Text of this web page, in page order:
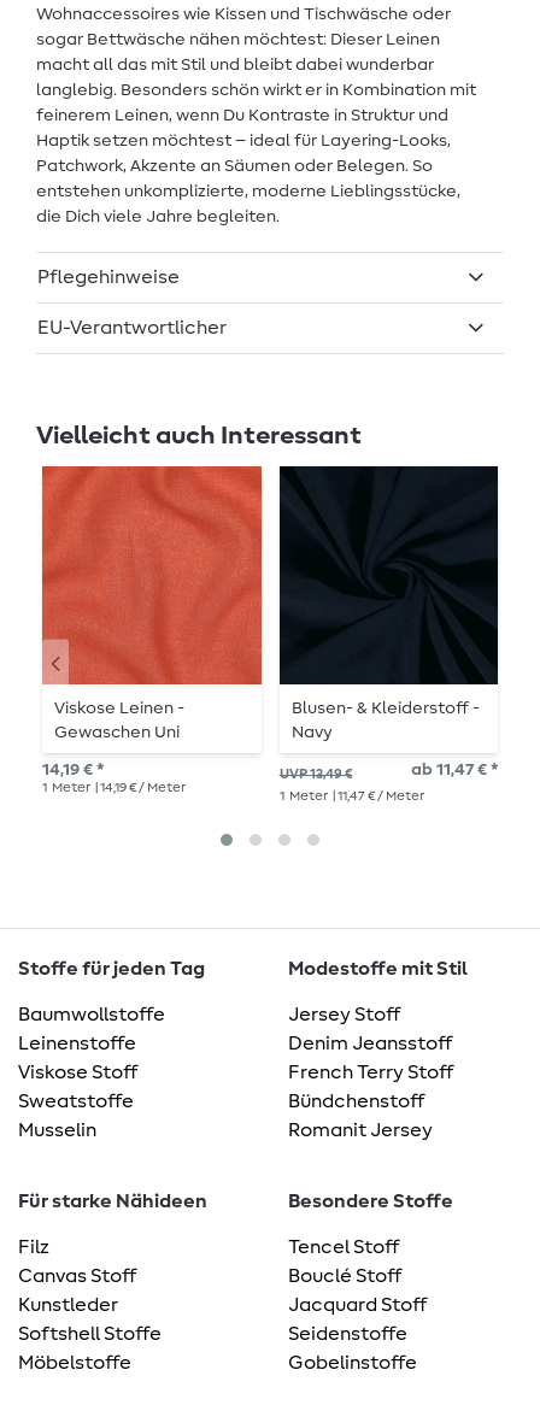
Wohnaccessoires wie Kissen und Tischwäsche oder
sogar Bettwäsche nähen möchtest: Dieser Leinen
macht all das mit Stil und bleibt dabei wunderbar
langlebig. Besonders schön wirkt er in Kombination mit
feinerem Leinen, wenn Du Kontraste in Struktur und
Haptik setzen möchtest – ideal für Layering-Looks,
Patchwork, Akzente an Säumen oder Belegen. So
entstehen unkomplizierte, moderne Lieblingsstücke,
die Dich viele Jahre begleiten.
Pflegehinweise
EU-Verantwortlicher
Vielleicht auch Interessant
Viskose Leinen -
Gewaschen Uni
Terracotta
14,19 € *
1 Meter | 14,19 € / Meter
Blusen- & Kleiderstoff -
Navy
UVP 13,49 € ab 11,47 € *
1 Meter | 11,47 € / Meter
Stoffe für jeden Tag
Baumwollstoffe
Leinenstoffe
Viskose Stoff
Sweatstoffe
Musselin
Modestoffe mit Stil
Jersey Stoff
Denim Jeansstoff
French Terry Stoff
Bündchenstoff
Romanit Jersey
Für starke Nähideen
Filz
Canvas Stoff
Kunstleder
Softshell Stoffe
Möbelstoffe
Besondere Stoffe
Tencel Stoff
Bouclé Stoff
Jacquard Stoff
Seidenstoffe
Gobelinstoffe